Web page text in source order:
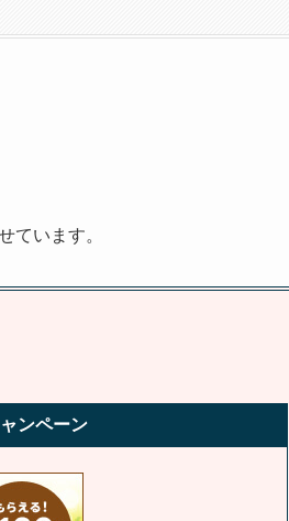
ています。
ンペーン